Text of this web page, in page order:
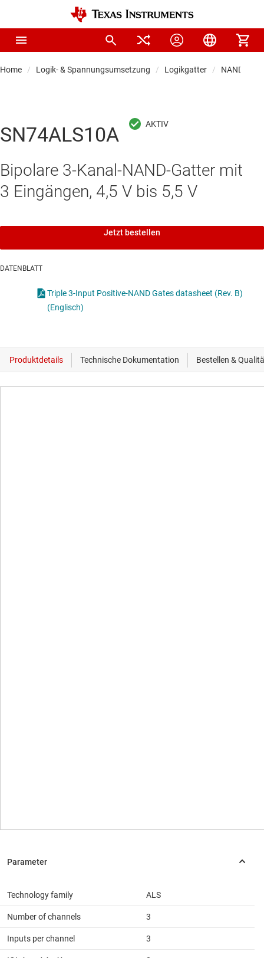
Home Logik- & Spannungsumsetzung Logikgatter NAND-
SN74ALS10A
Bipolare 3-Kanal-NAND-Gatter mit
3 Eingängen, 4,5 V bis 5,5 V
Jetzt bestellen
DATENBLATT
Triple 3-Input Positive-NAND Gates datasheet (Rev. B)
(Englisch)
Technology family ALS
Number of channels 3
Inputs per channel 3